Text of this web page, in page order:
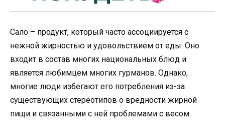
Сало – продукт, который часто ассоциируется с
нежной жирностью и удовольствием от еды. Оно
входит в состав многих национальных блюд и
является любимцем многих гурманов. Однако,
многие люди избегают его потребления из-за
существующих стереотипов о вредности жирной
пищи и связанными с ней проблемами с весом.